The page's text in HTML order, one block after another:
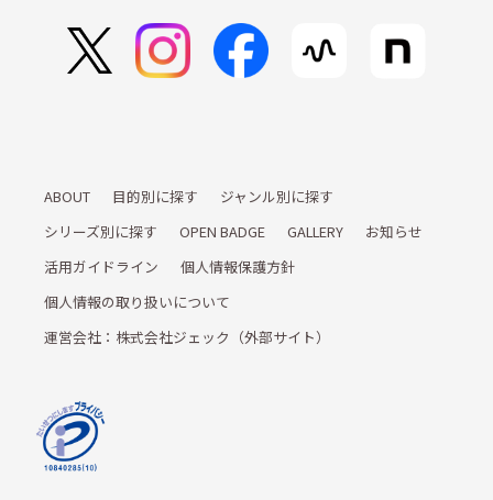
ABOUT 目的別に探す
ジャンル別に探す
シリーズ別に探す
OPEN BADGE GALLERY
お知らせ
活用ガイドライン
個人情報保護方針
個人情報の取り扱いについて
運営会社：株式会社ジェック（外部サイト）